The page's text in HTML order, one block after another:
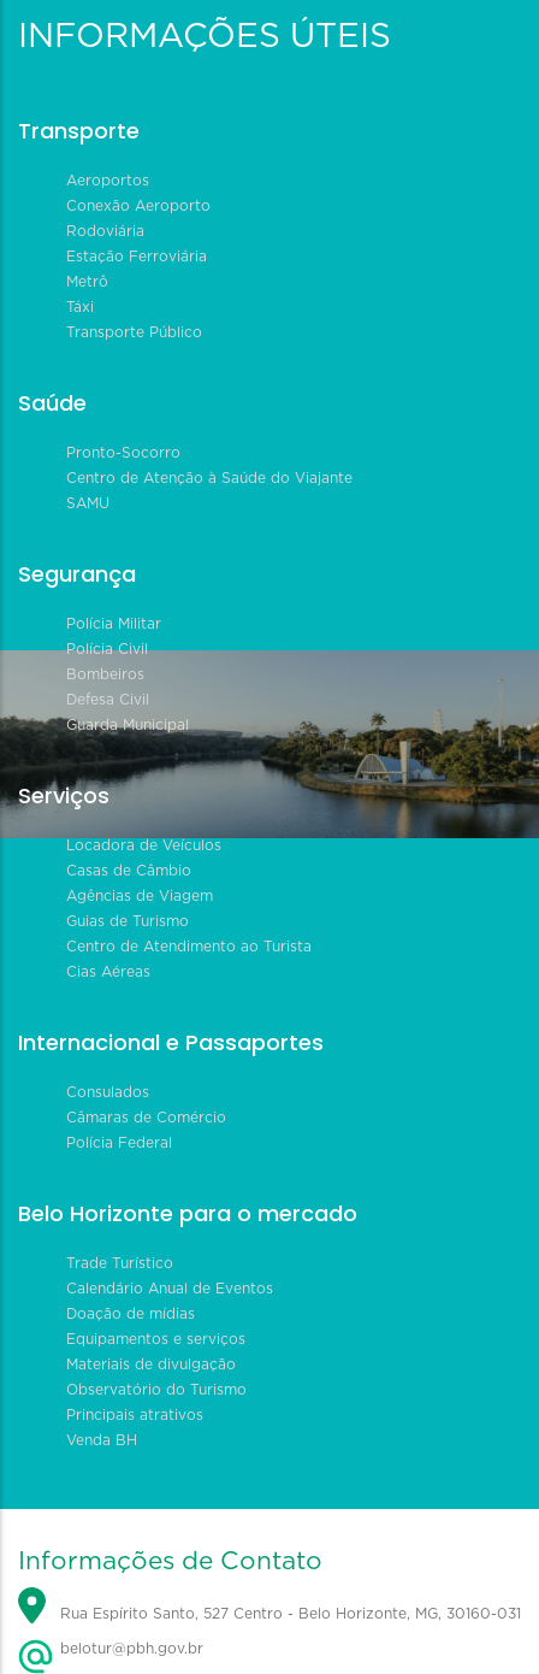
INFORMAÇÕES ÚTEIS
Transporte
Aeroportos
Conexão Aeroporto
Rodoviária
Estação Ferroviária
Metrô
Táxi
Transporte Público
Saúde
Pronto-Socorro
Centro de Atenção à Saúde do Viajante
SAMU
Segurança
Polícia Militar
Polícia Civil
Bombeiros
Defesa Civil
Guarda Municipal
Serviços
Locadora de Veículos
Casas de Câmbio
Agências de Viagem
Guias de Turismo
Centro de Atendimento ao Turista
Cias Aéreas
Internacional e Passaportes
Consulados
Câmaras de Comércio
Polícia Federal
Belo Horizonte para o mercado
Trade Turístico
Calendário Anual de Eventos
Doação de mídias
Equipamentos e serviços
Materiais de divulgação
Observatório do Turismo
Principais atrativos
Venda BH
Informações de Contato
Rua Espírito Santo, 527 Centro - Belo Horizonte, MG, 30160-031
belotur@pbh.gov.br